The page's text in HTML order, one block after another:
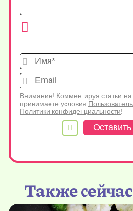
Внимание! Комментируя статьи на
принимаете условия
Политики конфиденциальности!
Также